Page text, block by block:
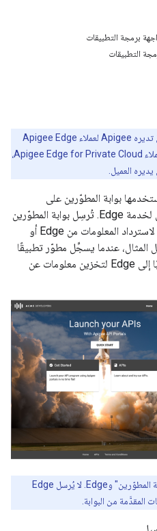
برمجة التطبيقات
التطبيقات
تتوفّر البوابة المدمجة كحلّ تديره Apigee لعملاء Apigee Edge
for Public Cloud فقط. إذا كنت أحد عملاء Apigee Edge for Private Cloud،
يديره العميل.
بوابة المطوّرين على
Apigee Edge. تعمل البوابة كعميل لخدمة Edge. تُرسِل بوابة المطوّرين
طلبًا عبر HTTP أو HTTPS REST لاسترداد المعلومات من Edge أو
المثال، عندما يسجِّل مطوّر تطبيقًا
جديدًا على البوابة، تُرسِل البوابة طلبًا إلى Edge لتخزين معلومات عن
تبدأ البوابة جميع التفاعلات بين "بوابة المطوّرين" وEdge. لا يُرسل Edge
المقدَّمة من البوابة.